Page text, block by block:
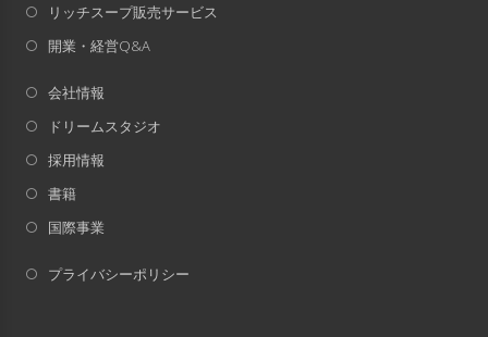
リッチスープ販売サービス
開業・経営Q&A
会社情報
ドリームスタジオ
採用情報
書籍
国際事業
プライバシーポリシー